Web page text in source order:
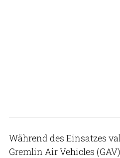
Während des Einsatzes
Gremlin Air Vehicles